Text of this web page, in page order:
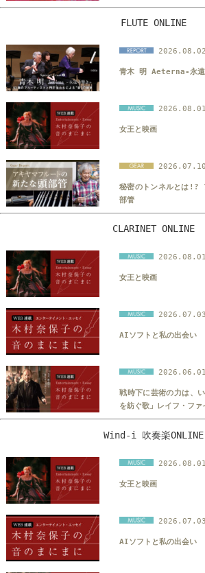
FLUTE ONLINE
2026.08.02
青木 明 Aeterna-永遠
2026.08.01
女王と映画
2026.07.10
秘密のトンネルとは!?
部管
CLARINET ONLINE
2026.08.01
女王と映画
2026.07.03
AIソフトと私の出会い
2026.06.01
戦時下に芸術の力は、
を紡ぐ歌」レイフ・フ
Wind-i 吹奏楽ONLINE
2026.08.01
女王と映画
2026.07.03
AIソフトと私の出会い